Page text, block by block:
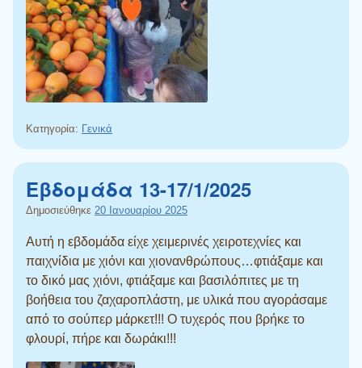
Κατηγορία: Γενικά
Εβδομάδα 13-17/1/2025
Δημοσιεύθηκε 20 Ιανουαρίου 2025
Αυτή η εβδομάδα είχε χειμερινές χειροτεχνίες και
παιχνίδια με χιόνι και χιονανθρώπους…φτιάξαμε και
το δικό μας χιόνι, φτιάξαμε και βασιλόπιτες με τη
βοήθεια του ζαχαροπλάστη, με υλικά που αγοράσαμε
από το σούπερ μάρκετ!!! Ο τυχερός που βρήκε το
φλουρί, πήρε και δωράκι!!!